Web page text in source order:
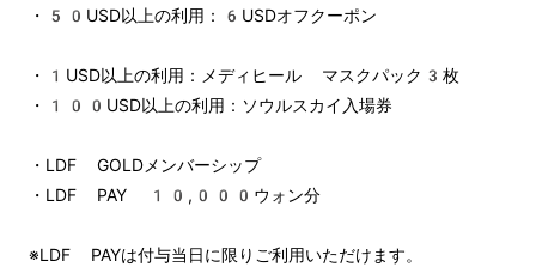
・50USD以上の利用：6USDオフクーポン
・1USD以上の利用：メディヒール マスクパック3枚
・100USD以上の利用：ソウルスカイ入場券
・LDF GOLDメンバーシップ
・LDF PAY 10,000ウォン分
※LDF PAYは付与当日に限りご利用いただけます。